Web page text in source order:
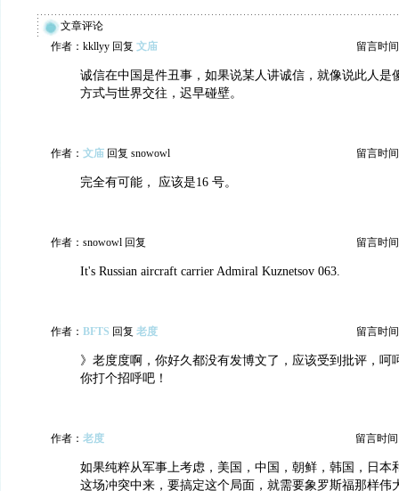
文章评论
作者：kkllyy 回复 文庙 留言时
诚信在中国是件丑事，如果说某人讲诚信，就像说此人是
方式与世界交往，迟早碰壁。
作者： 文庙 回复 snowowl 留言时
完全有可能， 应该是16 号。
作者：snowowl 回复 留言时
It's Russian aircraft carrier Admiral Kuznetsov 063.
作者： BFTS 回复 老度 留言时
》老度度啊，你好久都没有发博文了，应该受到批评，呵
你打个招呼吧！
作者： 老度 留言时间
如果纯粹从军事上考虑，美国，中国，朝鲜，韩国，日本
这场冲突中来，要搞定这个局面，就需要象罗斯福那样伟